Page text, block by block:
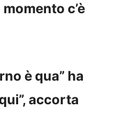
c’è
è qua” ha
accorta